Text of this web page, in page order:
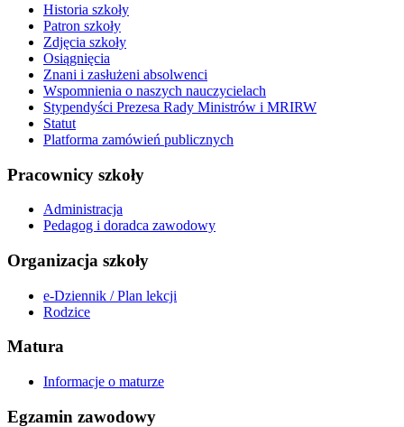
Historia szkoły
Patron szkoły
Zdjęcia szkoły
Osiągnięcia
Znani i zasłużeni absolwenci
Wspomnienia o naszych nauczycielach
Stypendyści Prezesa Rady Ministrów i MRIRW
Statut
Platforma zamówień publicznych
Pracownicy szkoły
Administracja
Pedagog i doradca zawodowy
Organizacja szkoły
e-Dziennik / Plan lekcji
Rodzice
Matura
Informacje o maturze
Egzamin zawodowy